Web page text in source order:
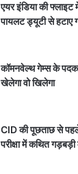
एयर इंडिया की फ्लाइट
पायलट ड्यूटी से हटाए
कॉमनवेल्थ गेम्स के पदक
खेलेगा वो खिलेगा
CID की पूछताछ से
परीक्षा में कथित